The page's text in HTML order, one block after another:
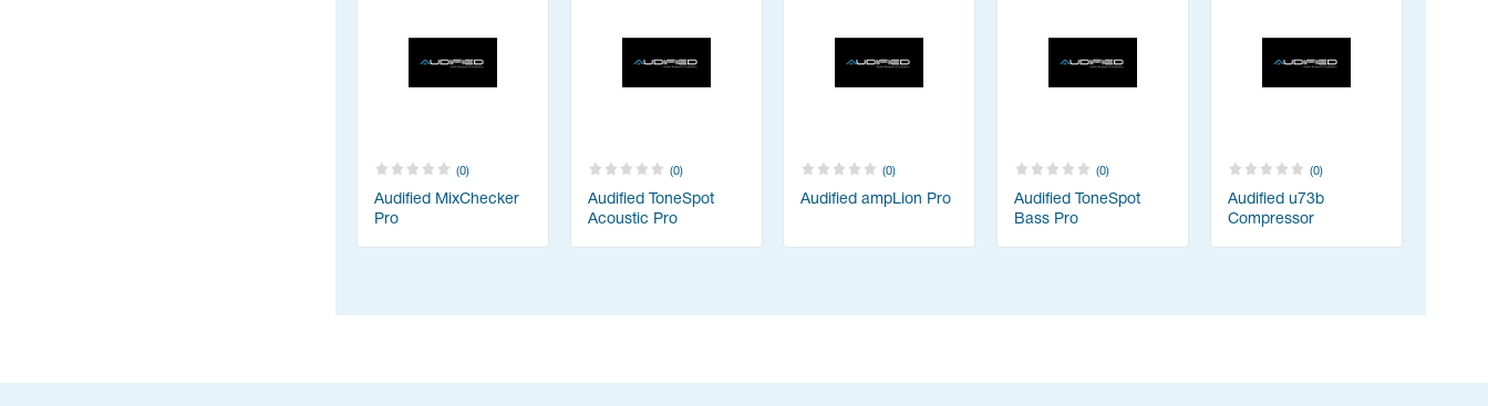
(0)
Audified MixChecker
Pro
(0)
Audified ToneSpot
Acoustic Pro
(0)
Audified ampLion Pro
(0)
Audified ToneSpot
Bass Pro
(0)
Audified u73b
Compressor